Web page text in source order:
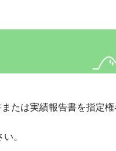
は実績報告書を指定権
。